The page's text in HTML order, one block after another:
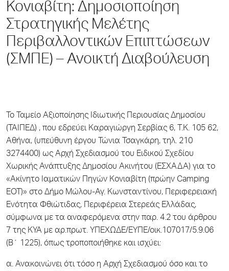
Κονιαβίτη: Δημοσιοποίηση
Στρατηγικής Μελέτης
Περιβαλλοντικών Επιπτώσεων
(ΣΜΠΕ) – Ανοικτή Διαβούλευση
Το Ταμείο Αξιοποίησης Ιδιωτικής Περιουσίας Δημοσίου
(ΤΑΙΠΕΔ) , που εδρεύει Καραγιώργη Σερβίας 6, T.K. 105 62,
Αθήνα, (υπεύθυνη έργου Τώνια Τσαγκάρη, τηλ. 210
3274400) ως Αρχή Σχεδιασμού του Ειδικού Σχεδίου
Χωρικής Ανάπτυξης Δημοσίου Ακινήτου (ΕΣΧΑΔΑ) για το
«Ακίνητο Ιαματικών Πηγών Κονιαβίτη (πρώην Camping
ΕΟΤ)» στο Δήμο Μώλου-Αγ. Κωνσταντίνου, Περιφερειακή
Ενότητα Φθιώτιδας, Περιφέρεια Στερεάς Ελλάδας,
σύμφωνα με τα αναφερόμενα στην παρ. 4.2 του άρθρου
7 της ΚΥΑ με αρ.πρωτ. ΥΠΕΧΩΔΕ/ΕΥΠΕ/οικ.107017/5.9.06
(Β΄ 1225), όπως τροποποιήθηκε και ισχύει:
α. Ανακοινώνει ότι τόσο η Αρχή Σχεδιασμού όσο και το